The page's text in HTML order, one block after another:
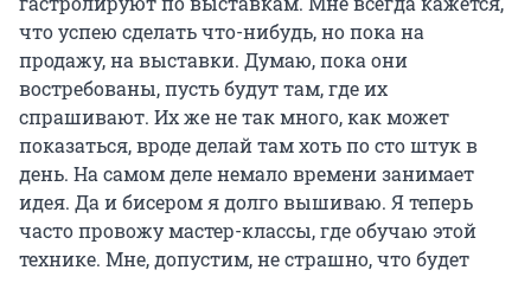
что успею сделать что-нибудь, но пока на
продажу, на выставки. Думаю, пока они
востребованы, пусть будут там, где их
спрашивают. Их же не так много, как может
показаться, вроде делай там хоть по сто штук в
день. На самом деле немало времени занимает
идея. Да и бисером я долго вышиваю. Я теперь
часто провожу мастер-классы, где обучаю этой
технике. Мне, допустим, не страшно, что будет